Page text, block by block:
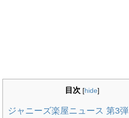
目次 [hide]
ジャニーズ楽屋ニュース 第3弾